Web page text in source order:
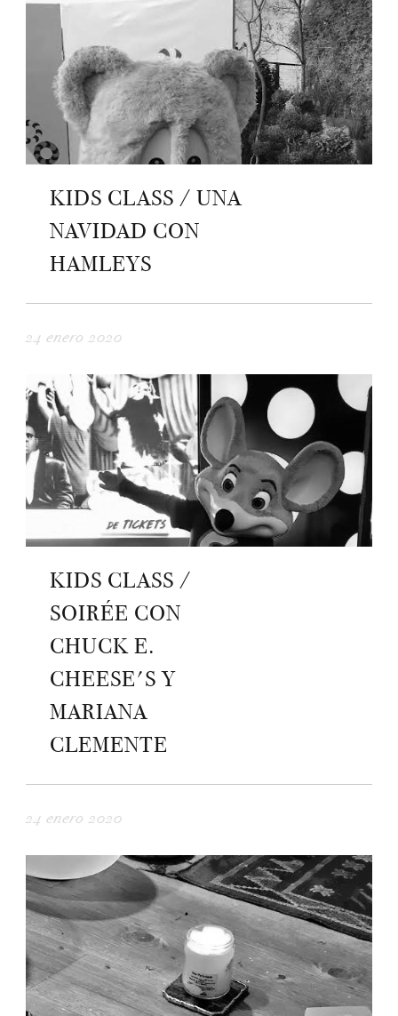
KIDS CLASS / UNA
NAVIDAD CON
HAMLEYS
24 enero 2020
KIDS CLASS /
SOIRÉE CON
CHUCK E.
CHEESE'S Y
MARIANA
CLEMENTE
24 enero 2020